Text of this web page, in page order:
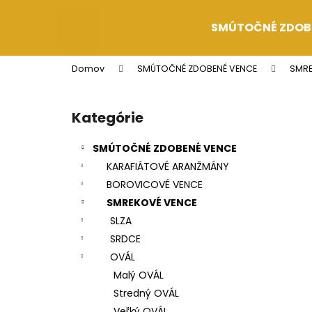
SMÚTOČNÉ
Domov SMÚTOČNÉ ZDOBENÉ VENCE
Preskočiť
kategórie
Kategórie
SMÚTOČNÉ ZDOBENÉ VENCE
KARAFIÁTOVÉ ARANŽMÁNY
BOROVICOVÉ VENCE
SMREKOVÉ VENCE
SLZA
SRDCE
OVÁL
Malý OVÁL
Stredný OVÁL
í
do
obchodu
do
obchodu